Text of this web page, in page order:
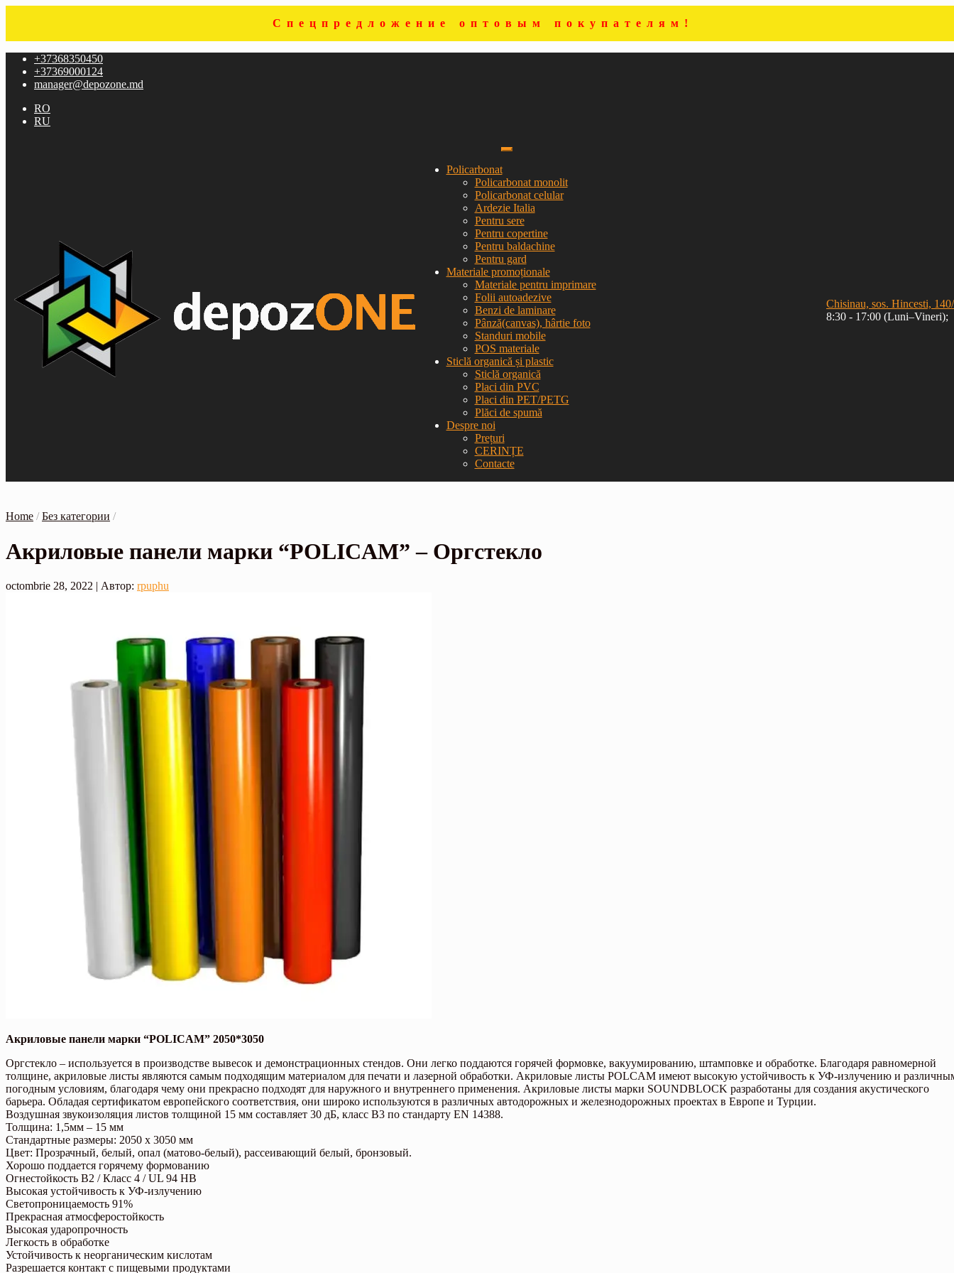
Спецпредложение оптовым покупателям!
navigare
conținut
+37368350450
+37369000124
manager@depozone.md
RO
RU
Policarbonat
Policarbonat monolit
Policarbonat celular
Ardezie Italia
Pentru sere
Pentru copertine
Pentru baldachine
Pentru gard
Materiale promoționale
Materiale pentru imprimare
Folii autoadezive
Benzi de laminare
Pânză(canvas), hârtie foto
Standuri mobile
POS materiale
Sticlă organică și plastic
Sticlă organică
Placi din PVC
Placi din PET/PETG
Plăci de spumă
Despre noi
Prețuri
CERINȚE
Contacte
Chisinau, sos. Hincesti,
8:30 - 17:00 (Luni–Vineri);
Home /Без категории /
Акриловые панели марки “POLICAM” – Оргстекло
octombrie 28, 2022 | Автор: rpuphu
Акриловые панели марки “POLICAM” 2050*3050
Оргстекло – используется в производстве вывесок и демонстрационных стендов. Они легко поддаются горячей формовке, вакуумированию, штамповке и обработке. Благодаря равномерной
толщине, акриловые листы являются самым подходящим материалом для печати и лазерной обработки. Акриловые листы POLCAM имеют высокую устойчивость к УФ-излучению и
погодным условиям, благодаря чему они прекрасно подходят для наружного и внутреннего применения. Акриловые листы марки SOUNDBLOCK разработаны для создания акустического
барьера. Обладая сертификатом европейского соответствия, они широко используются в различных автодорожных и железнодорожных проектах в Европе и Турции.
Воздушная звукоизоляция листов толщиной 15 мм составляет 30 дБ, класс B3 по стандарту EN 14388.
Толщина: 1,5мм – 15 мм
Стандартные размеры: 2050 x 3050 мм
Цвет: Прозрачный, белый, опал (матово-белый), рассеивающий белый, бронзовый.
Хорошо поддается горячему формованию
Огнестойкость B2 / Класс 4 / UL 94 HB
Высокая устойчивость к УФ-излучению
Светопроницаемость 91%
Прекрасная атмосферостойкость
Высокая ударопрочность
Легкость в обработке
Устойчивость к неорганическим кислотам
Разрешается контакт с пищевыми продуктами